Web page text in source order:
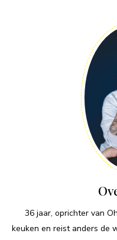
36 jaar, oprichter van
keuken en reist anders de